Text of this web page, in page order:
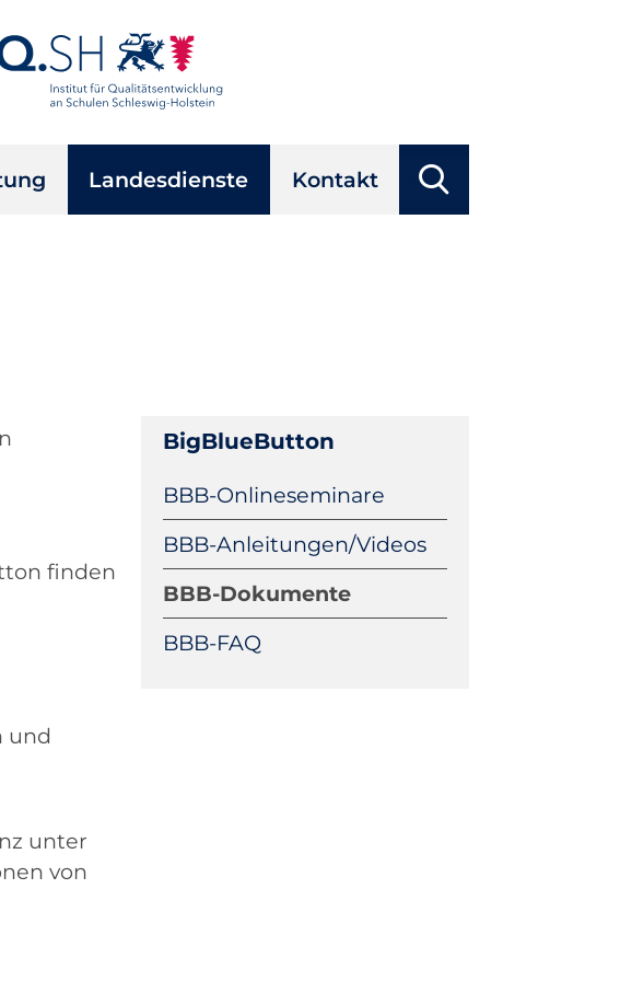
Landesdienste Kontakt Suchbegriffe
finden
und
unter
von
BigBlueButton
Navigation
überspringen
BBB-Onlineseminare
BBB-Anleitungen/Videos
BBB-Dokumente
BBB-FAQ